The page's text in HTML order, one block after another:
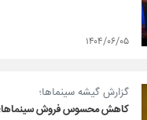
۱۴۰۴/۰۶/۰۵
گزارش گیشه سینماها؛
کاهش محسوس فروش سینماها؛